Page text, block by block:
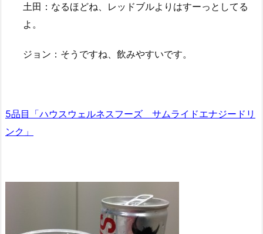
土田：なるほどね、レッドブルよりはすーっとしてる
よ。
ジョン：そうですね、飲みやすいです。
5品目「ハウスウェルネスフーズ サムライドエナジードリ
ンク」